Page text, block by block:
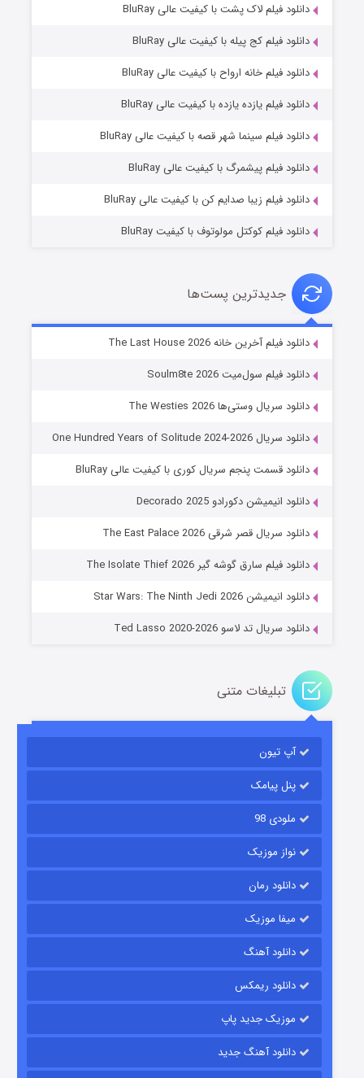
شوگر فصل ۲
خاندان اژدها فصل ۳
قسمت۶ (زیرنویس) منتشر شد
باب اسفنجی فصل ۱۷
قسمت
دانلود فیلم لاک پشت با کیفیت عالی BluRay
دانلود فیلم کج‌ پیله با کیفیت عالی BluRay
دانلود فیلم خانه ارواح با کیفیت عالی BluRay
دانلود فیلم یازده یازده با کیفیت عالی BluRay
دانلود فیلم سینما شهر قصه با کیفیت عالی BluRay
دانلود فیلم پیشمرگ با کیفیت عالی BluRay
دانلود فیلم زیبا صدایم کن با کیفیت عالی BluRay
دانلود فیلم کوکتل مولوتوف با کیفیت BluRay
جدیدترین پست‌ها
دانلود فیلم آخرین خانه The Last House 2026
دانلود فیلم سول‌میت Soulm8te 2026
دانلود سریال وستی‌ها The Westies 2026
دانلود سریال One Hundred Years of Solitude 2024-2026
دانلود قسمت پنجم سریال کوری با کیفیت عالی BluRay
دانلود انیمیشن دکورادو Decorado 2025
دانلود سریال قصر شرقی The East Palace 2026
دانلود فیلم سارق گوشه گیر The Isolate Thief 2026
دانلود انیمیشن Star Wars: The Ninth Jedi 2026
دانلود سریال تد لاسو Ted Lasso 2020-2026
تبلیغات متنی
آپ تیون
پنل پیامک
ملودی 98
نواز موزیک
دانلود رمان
میفا موزیک
دانلود آهنگ
دانلود ریمکس
موزیک جدید پاپ
دانلود آهنگ جدید